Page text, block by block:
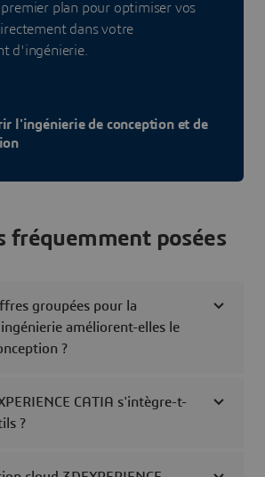
plan pour optimiser vos
dans votre
d'ingénierie.
l'ingénierie de conception et de
fréquemment posées
groupées pour la
améliorent-elles le
?
CATIA s'intègre-t-
?